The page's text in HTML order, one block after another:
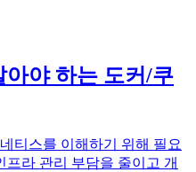
야 하는 도커/쿠
티스를 이해하기 위해 필요
라 관리 부담을 줄이고 개